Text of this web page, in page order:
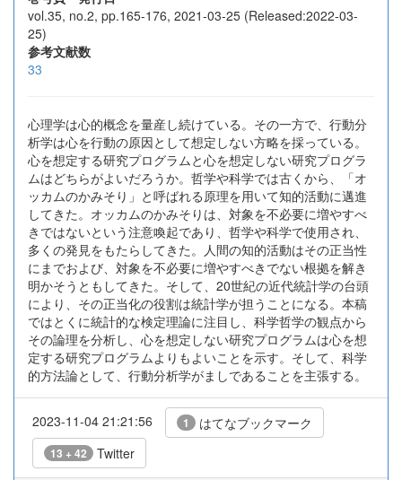
vol.35, no.2, pp.165-176, 2021-03-25 (Released:2022-03-
25)
参考文献数
33
心理学は心的概念を量産し続けている。その一方で、行動分
析学は心を行動の原因として想定しない方略を採っている。
心を想定する研究プログラムと心を想定しない研究プログラ
ムはどちらがよいだろうか。哲学や科学では古くから、「オ
ッカムのかみそり」と呼ばれる原理を用いて知的活動に邁進
してきた。オッカムのかみそりは、対象を不必要に増やすべ
きではないという注意喚起であり、哲学や科学で使用され、
多くの発見をもたらしてきた。人間の知的活動はその正当性
にまでおよび、対象を不必要に増やすべきでない根拠を解き
明かそうともしてきた。そして、20世紀の近代統計学の台頭
により、その正当化の役割は統計学が担うことになる。本稿
ではとくに統計的な検定理論に注目し、科学哲学の観点から
その論理を分析し、心を想定しない研究プログラムは心を想
定する研究プログラムよりもよいことを示す。そして、科学
的方法論として、行動分析学がましであることを主張する。
2023-11-04 21:21:56 1 はてなブックマーク
13 + 42 Twitter